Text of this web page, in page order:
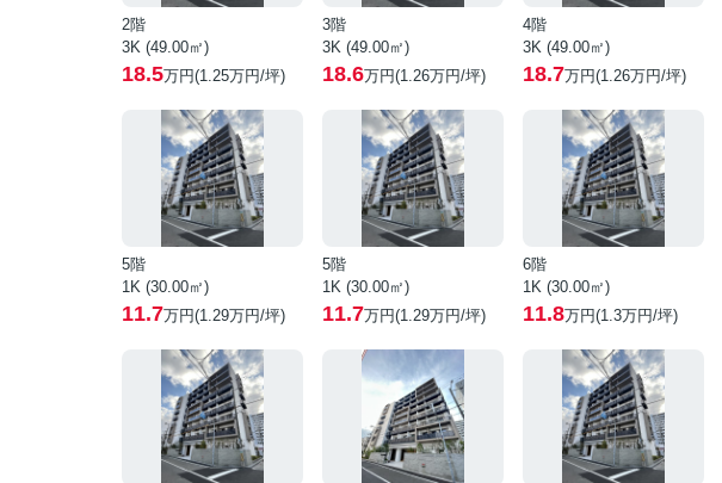
2階
3K (49.00㎡)
18.5万円(1.25万円/坪)
3階
3K (49.00㎡)
18.6万円(1.26万円/坪)
4階
3K (49.00㎡)
18.7万円(1.26万円/坪)
5階
1K (30.00㎡)
11.7万円(1.29万円/坪)
5階
1K (30.00㎡)
11.7万円(1.29万円/坪)
6階
1K (30.00㎡)
11.8万円(1.3万円/坪)